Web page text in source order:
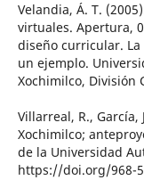
Velandia, Á. T.
virtuales. Apertura,
diseño curricular.
un ejemplo.
Xochimilco, División
Villarreal, R., García,
Xochimilco;
de la Universidad
https://doi.org/968-